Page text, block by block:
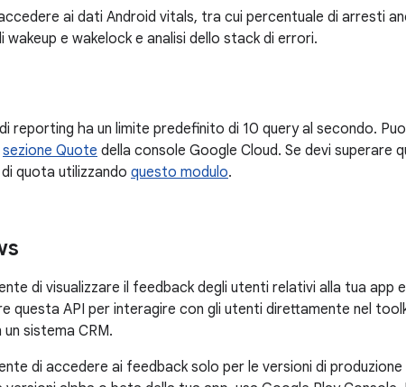
ai dati Android vitals, tra cui percentuale di arresti
wakeup e wakelock e analisi dello stack di errori.
reporting ha un limite predefinito di 10 query al secondo.
sezione Quote della console Google Cloud. Se devi superare
quota utilizzando questo modulo.
di visualizzare il feedback degli utenti relativi alla tua app
questa API per interagire con gli utenti direttamente nel
sistema CRM.
di accedere ai feedback solo per le versioni di produzione